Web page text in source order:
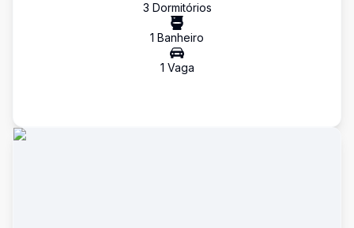
3 Dormitórios
1 Banheiro
1 Vaga